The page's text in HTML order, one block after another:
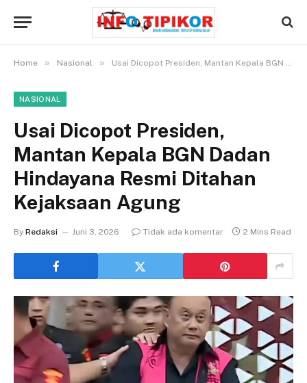
Home » Nasional » Usai Dicopot Presiden, Mantan Kepala BGN Dadan Hindayana Resmi Ditahan Kejaksaan Agung
NASIONAL
Usai Dicopot Presiden,
Mantan Kepala BGN Dadan
Hindayana Resmi Ditahan
Kejaksaan Agung
By Redaksi Juni 3, 2026 Tidak ada komentar 2 Mins Read